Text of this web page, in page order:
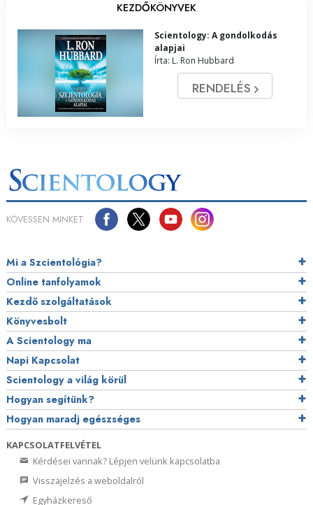
KEZDŐKÖNYVEK
Scientology: A gondolkodás
alapjai
Írta: L. Ron Hubbard
RENDELÉS
KÖVESSEN MINKET
Mi a Szcientológia?
Online tanfolyamok
Kezdő szolgáltatások
Könyvesbolt
A Scientology ma
Napi Kapcsolat
Scientology a világ körül
Hogyan segítünk?
Hogyan maradj egészséges
KAPCSOLATFELVÉTEL
Kérdései vannak? Lépjen velünk kapcsolatba
Visszajelzés a weboldalról
Egyházkereső